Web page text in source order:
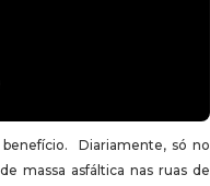
Diariamente, só no
massa asfáltica nas ruas de